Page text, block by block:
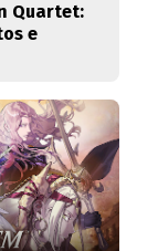
Quartet:
e